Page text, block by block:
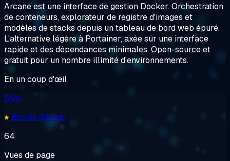
Arcane est une interface de gestion Docker. Orchestration
de conteneurs, explorateur de registre d'images et
modèles de stacks depuis un tableau de bord web épuré.
L'alternative légère à Portainer, axée sur une interface
rapide et des dépendances minimales. Open-source et
gratuit pour un nombre illimité d'environnements.
En un coup d'œil
5.9k
Étoiles GitHub
64
Vues de page